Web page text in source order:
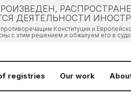
ДЕЯТЕЛЬНОСТИ
Конституции и
с этим решением и обжалуем его в
registries Our work